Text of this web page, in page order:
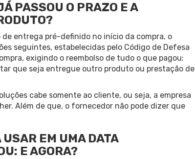
PASSOU O PRAZO E A
entrega pré-definido no início da compra, o
seguintes, estabelecidas pelo Código de Defesa
exigindo o reembolso de tudo o que pagou;
que seja entregue outro produto ou prestação de
cabe somente ao cliente, ou seja, a empresa
Além de que, o fornecedor não pode dizer que
EM UMA DATA
E AGORA?